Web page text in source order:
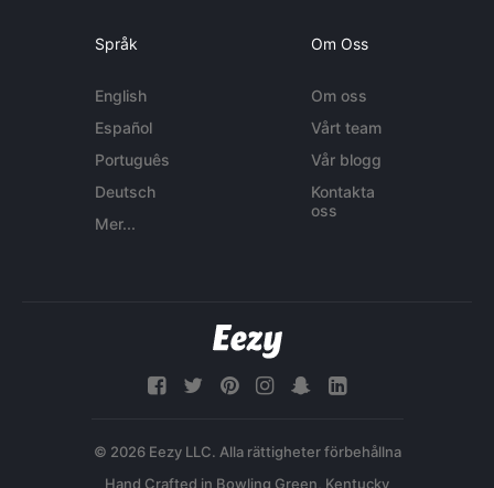
Språk
English
Español
Português
Deutsch
Mer...
Om Oss
Om oss
Vårt team
Vår blogg
Kontakta
oss
© 2026 Eezy LLC. Alla rättigheter förbehållna